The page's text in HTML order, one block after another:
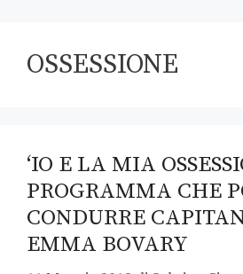
OSSESSIONE
‘IO E LA MIA
PROGRAMMA CHE
CONDURRE
EMMA BOVARY